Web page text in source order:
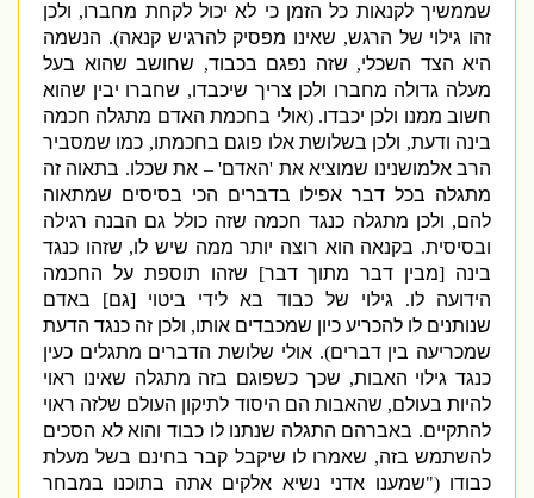
שממשיך לקנאות כל הזמן כי לא יכול לקחת מחברו,ולכן
זהו גילוי של הרגש,שאינו מפסיק להרגיש קנאה).הנשמה
היא הצד השכלי,שזה נפגם בכבוד,שחושב שהוא בעל
מעלה גדולה מחברו ולכן צריך שיכבדו,שחברו יבין שהוא
חשוב ממנו ולכן יכבדו. (אולי בחכמת האדם מתגלה חכמה
בינה ודעת,ולכן בשלושת אלו פוגם בחכמתו,כמו שמסביר
הרב אלמושנינו שמוציא את'האדם' – את שכלו.בתאוה זה
מתגלה בכל דבר אפילו בדברים הכי בסיסים שמתאוה
להם,ולכן מתגלה כנגד חכמה שזה כולל גם הבנה רגילה
ובסיסית.בקנאה הוא רוצה יותר ממה שיש לו ,שזהו כנגד
בינה[מבין דבר מתוך דבר]שזהו תוספת על החכמה
הידועה לו
.גילוי של כבוד בא לידי ביטוי[ גם]באדם
שנותנים לו להכריע כיון שמכבדים אותו,ולכן זה כנגד הדעת
שמכריעה בין דברים).אולי שלושת הדברים מתגלים כעין
כנגד גילוי האבות,שכך כשפוגם בזה מתגלה שאינו ראוי
להיות בעולם,שהאבות הם היסוד לתיקון העולם שלזה ראוי
להתקיים.באברהם התגלה שנתנו לו כבוד והוא לא הסכים
להשתמש בזה,שאמרו לו שיקבל קבר בחינם בשל מעלת
כבודו(" שמענו אדני נשיא אלקים אתה בתוכנו במבחר